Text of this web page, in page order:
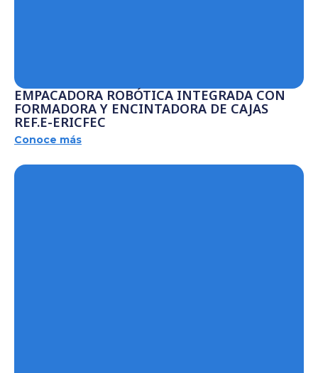
EMPACADORA ROBÓTICA INTEGRADA CON
FORMADORA Y ENCINTADORA DE CAJAS
REF.E-ERICFEC
Conoce más